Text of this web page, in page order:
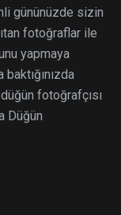
gününüzde sizin
fotoğraflar ile
yapmaya
fotoğrafçısı
Düğün